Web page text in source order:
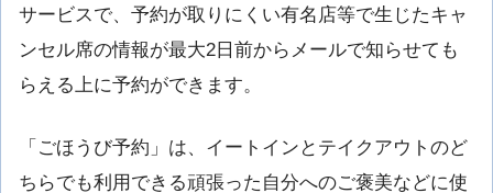
サービスで、予約が取りにくい有名店等で生じたキャ
ンセル席の情報が最大2日前からメールで知らせても
らえる上に予約ができます。
「ごほうび予約」は、イートインとテイクアウトのど
ちらでも利用できる頑張った自分へのご褒美などに使